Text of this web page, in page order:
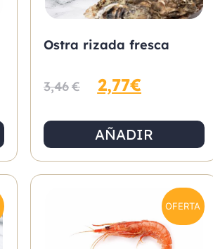
Ostra rizada fresca
3,46€ 2,77€
AÑADIR
OFERTA